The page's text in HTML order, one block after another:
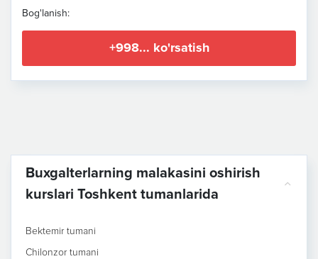
Bog'lanish:
+998... ko'rsatish
Buxgalterlarning malakasini oshirish
kurslari Toshkent tumanlarida
Bektemir tumani
Chilonzor tumani